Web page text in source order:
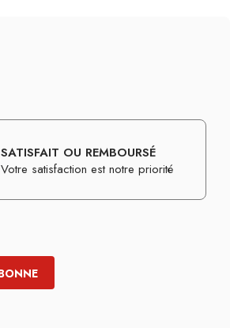
SATISFAIT OU REMBOURSÉ
Votre satisfaction est notre priorité